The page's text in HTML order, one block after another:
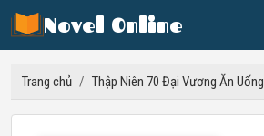
Novel Online
Trang chủ / Thập Niên 70 Đại Vương Ăn Uống